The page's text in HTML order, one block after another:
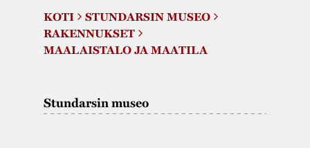
Vaellusreitti
Jarl Hemmer
Rakennukset
Rakennusperintö
Museopedagogiikka
YSTÄVÄT
Markkinat
KOTI
STUNDARSIN MUSEO
RAKENNUKSET
MAALAISTALO JA MAATILA
Stundarsin museo